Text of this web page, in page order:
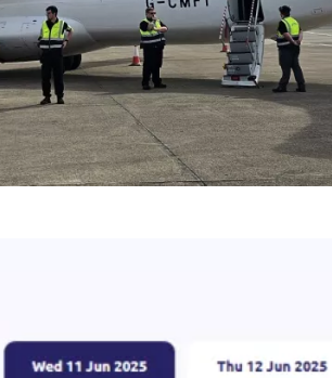
lite flyselskap som også
for enkeltreiser med Eastern